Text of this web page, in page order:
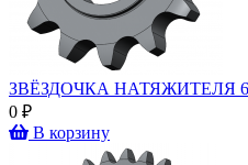
ЗВЁЗДОЧКА НАТЯЖИТЕЛЯ
0 ₽
В корзину